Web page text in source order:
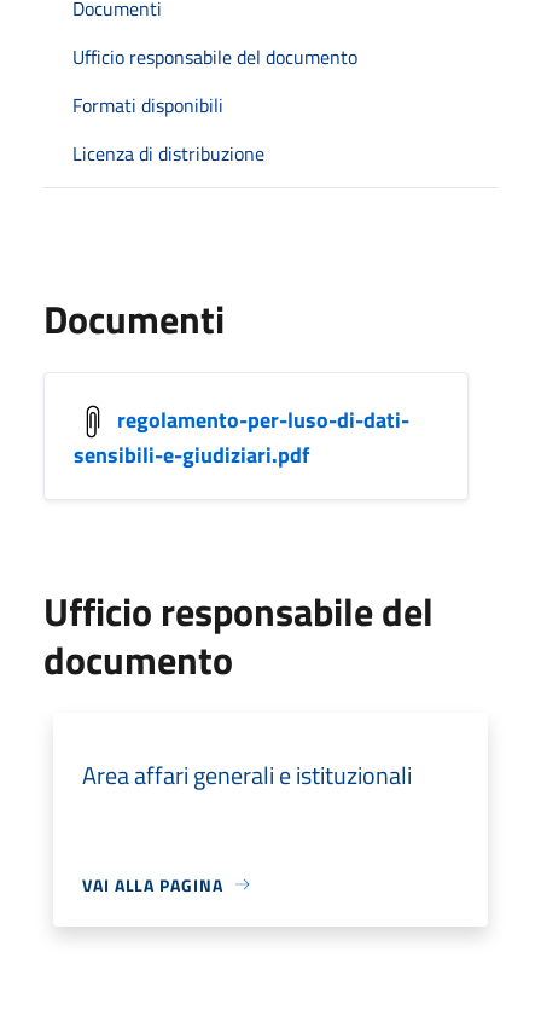
Documenti
Ufficio responsabile del documento
Formati disponibili
Licenza di distribuzione
Documenti
regolamento-per-luso-di-dati-
sensibili-e-giudiziari.pdf
Ufficio responsabile del
documento
Area affari generali e istituzionali
VAI ALLA PAGINA